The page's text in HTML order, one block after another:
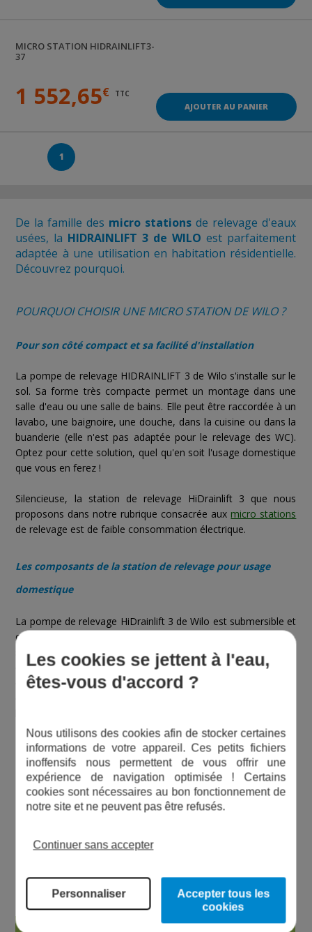
MICRO STATION HIDRAINLIFT3-
37
1 552,65€ TTC
AJOUTER AU PANIER
1
De la famille des micro stations de relevage d'eaux
usées, la HIDRAINLIFT 3 de WILO est parfaitement
adaptée à une utilisation en habitation résidentielle.
Découvrez pourquoi.
POURQUOI CHOISIR UNE MICRO STATION DE WILO ?
Pour son côté compact et sa facilité d'installation
La pompe de relevage HIDRAINLIFT 3 de Wilo s'installe sur le
sol. Sa forme très compacte permet un montage dans une
salle d'eau ou une salle de bains. Elle peut être raccordée à un
lavabo, une baignoire, une douche, dans la cuisine ou dans la
buanderie (elle n'est pas adaptée pour le relevage des WC).
Optez pour cette solution, quel qu'en soit l'usage domestique
que vous en ferez !
Silencieuse, la station de relevage HiDrainlift 3 que nous
proposons dans notre rubrique consacrée aux micro stations
de relevage est de faible consommation électrique.
Les composants de la station de relevage pour usage
domestique
La pompe de relevage HiDrainlift 3 de Wilo est submersible et
convient parfaitement au pompage d'eaux usées épurées -
sans matières grasses ni fibreuses - ne pouvant être
conduites aux égouts. Elle est munie d'un clapet anti-retour et
d'un filtre à charbon actif, garantissant un fonctionnement
LES PLUS DE LA STATION DE RELEVAGE WILO
+ Compacte
+ Livrée prête à être installée
+ Faible consommation électrique
CARACTÉRISTIQUES TECHNIQUES DE
LA MICRO STATION HIDRAINLIFT 3
1 - 230 V, 50 Hz
Les cookies se jettent à l'eau,
êtes-vous d'accord ?
Nous utilisons des cookies afin de stocker certaines
informations de votre appareil. Ces petits fichiers
inoffensifs nous permettent de vous offrir une
expérience de navigation optimisée ! Certains
cookies sont nécessaires au bon fonctionnement de
notre site et ne peuvent pas être refusés.
Continuer sans accepter
Personnaliser
Accepter tous les
cookies